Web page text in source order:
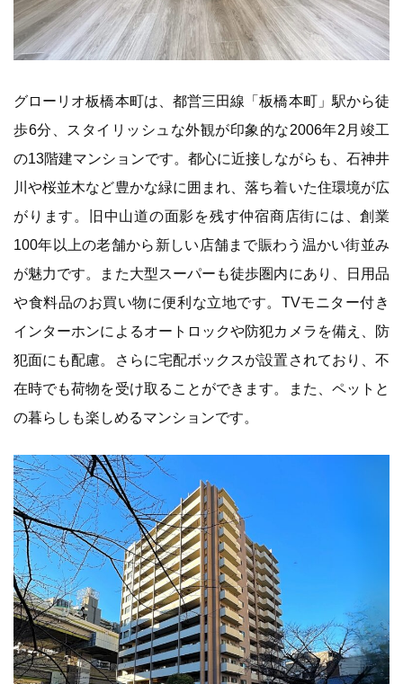
グローリオ板橋本町は、都営三田線「板橋本町」駅から徒
歩6分、スタイリッシュな外観が印象的な2006年2月竣工
の13階建マンションです。都心に近接しながらも、石神井
川や桜並木など豊かな緑に囲まれ、落ち着いた住環境が広
がります。旧中山道の面影を残す仲宿商店街には、創業
100年以上の老舗から新しい店舗まで賑わう温かい街並み
が魅力です。また大型スーパーも徒歩圏内にあり、日用品
や食料品のお買い物に便利な立地です。TVモニター付き
インターホンによるオートロックや防犯カメラを備え、防
犯面にも配慮。さらに宅配ボックスが設置されており、不
在時でも荷物を受け取ることができます。また、ペットと
の暮らしも楽しめるマンションです。